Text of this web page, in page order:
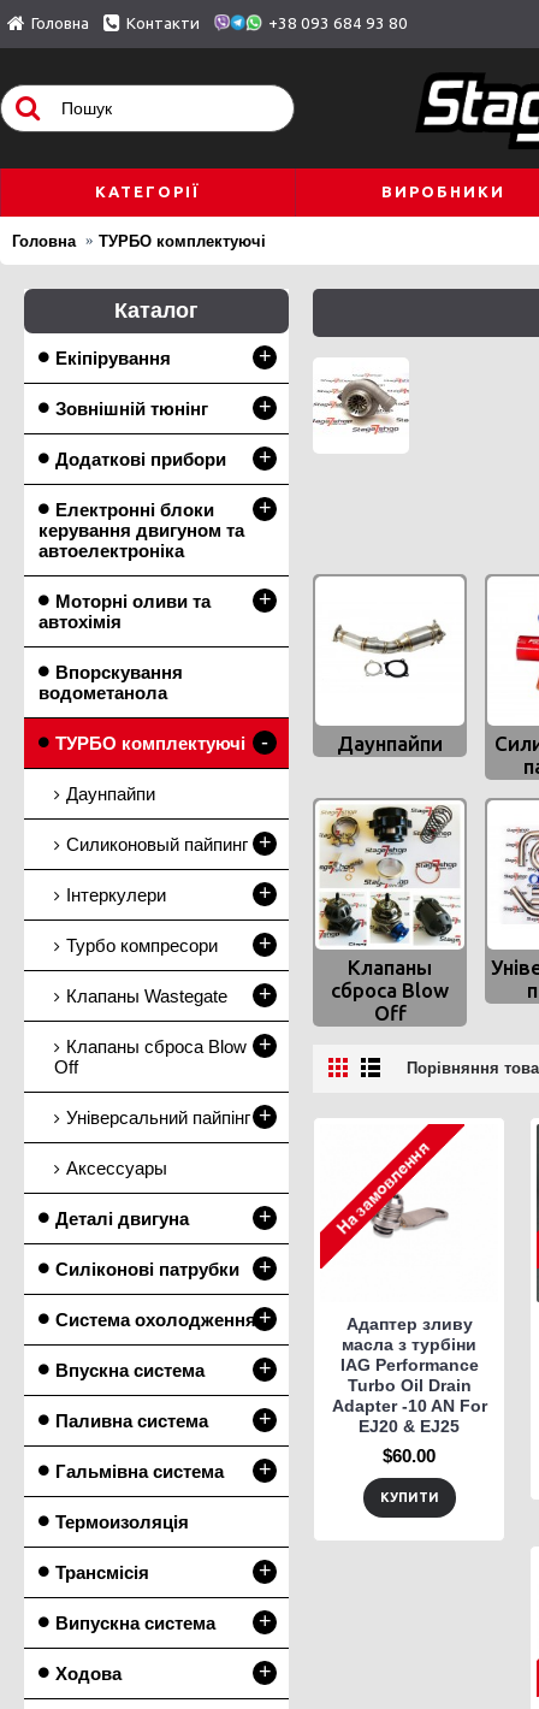
Головна Контакти +38 093 684 93 80
КАТЕГОРІЇ ВИРОБНИКИ
Головна ТУРБО комплектуючі
Каталог
Екіпірування +
Зовнішній тюнінг +
Додаткові прибори +
Електронні блоки
керування двигуном та
автоелектроніка
+
Моторні оливи та
автохімія
+
Впорскування
водометанола
ТУРБО комплектуючі -
Даунпайпи
Силиконовый пайпинг +
Інтеркулери +
Турбо компресори +
Клапаны Wastegate +
Клапаны сброса Blow
Off
+
Універсальний пайпінг +
Аксессуары
Деталі двигуна +
Силіконові патрубки +
Система охолодження+
Впускна система +
Паливна система +
Гальмівна система +
Термоизоляція
Трансмісія +
Випускна система +
Ходова +
Даунпайпи
Клапаны
сброса Blow
Off
Порівняння
Адаптер зливу
масла з турбіни
IAG Performance
Turbo Oil Drain
Adapter -10 AN For
EJ20 & EJ25
$60.00
КУПИТИ